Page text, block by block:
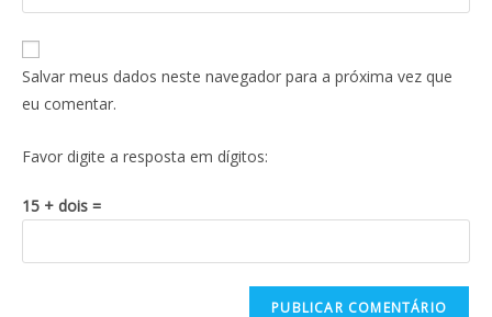
Salvar meus dados neste navegador para a próxima vez que
eu comentar.
Favor digite a resposta em dígitos:
15 + dois =